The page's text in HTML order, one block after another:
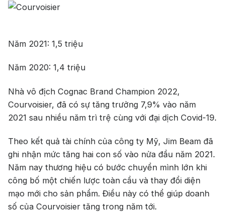
Năm 2021: 1,5 triệu
Năm 2020: 1,4 triệu
Nhà vô địch Cognac Brand Champion 2022,
Courvoisier, đã có sự tăng trưởng 7,9% vào năm
2021 sau nhiều năm trì trệ cùng với đại dịch Covid-19.
Theo kết quả tài chính của công ty Mỹ, Jim Beam đã
ghi nhận mức tăng hai con số vào nửa đầu năm 2021.
Năm nay thương hiệu có bước chuyển mình lớn khi
công bố một chiến lược toàn cầu và thay đổi diện
mạo mới cho sản phẩm. Điều này có thể giúp doanh
số của Courvoisier tăng trong năm tới.